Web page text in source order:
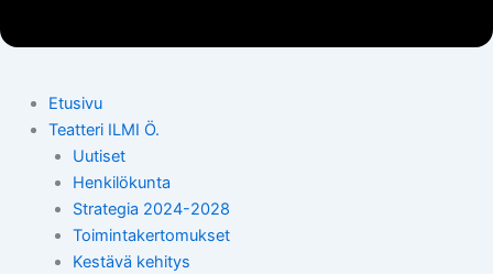
Etusivu
Teatteri ILMI Ö.
Uutiset
Henkilökunta
Strategia 2024-2028
Toimintakertomukset
Kestävä kehitys